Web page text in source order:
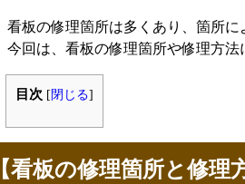
看板の修理箇所は多くあり、箇所に
今回は、看板の修理箇所や修理方法
目次 [閉じる]
【看板の修理箇所と修